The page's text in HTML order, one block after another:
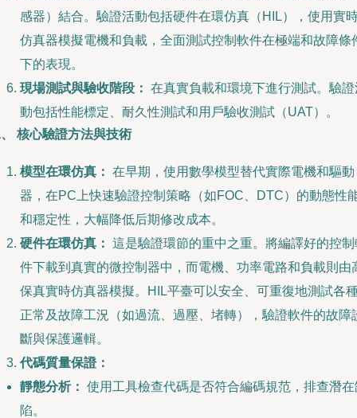
感器）結合。驗證活動包括硬件在環仿真（HIL），使用實
仿真器模擬電機和負載，全面測試控制軟件在極端和故障條
下的表現。
現場測試與驗收階段： 在真實負載和環境下進行測試。驗證
動包括性能標定、耐久性測試和用戶驗收測試（UAT）。
核心驗證方法與技術
模型在環仿真： 在早期，使用數學模型替代實際電機和驅動
器，在PC上快速驗證控制策略（如FOC、DTC）的動態性
和穩定性，大幅降低后期修改成本。
硬件在環仿真： 這是驗證環節的重中之重。將編譯好的控制
件下載到真實的微控制器中，而電機、功率電路和負載則由
保真實時仿真器模擬。HIL平臺可以安全、可重復地測試各
正常及故障工況（如過流、過壓、堵轉），驗證軟件的故障
斷與保護邏輯。
代碼質量保證：
靜態分析： 使用工具檢查代碼是否符合編碼規范，排查潛在
陷。